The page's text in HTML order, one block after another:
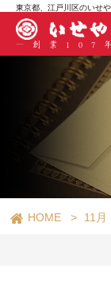
東京都、江戸川区のいせ
―創業107
HOME 11月